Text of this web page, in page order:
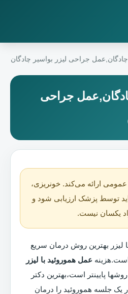
جراحی لیزر بواسیر چادگان
جراحی
ارائه می‌کند. خونریزی،
توسط پزشک ارزیابی شود و
یکسان نیست.
لیزر بهترین روش درمان سریع
عمل هموروئید با لیزر
پایینتر است،بهترین دکتر
یک جلسه هموروئید را درمان